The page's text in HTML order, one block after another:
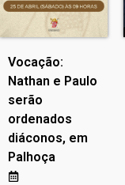
Vocação:
Nathan e Paulo
serão
ordenados
diáconos, em
Palhoça